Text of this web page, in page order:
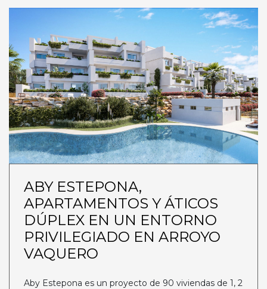
ABY ESTEPONA,
APARTAMENTOS Y ÁTICOS
DÚPLEX EN UN ENTORNO
PRIVILEGIADO EN ARROYO
VAQUERO
Aby Estepona es un proyecto de 90 viviendas de 1, 2